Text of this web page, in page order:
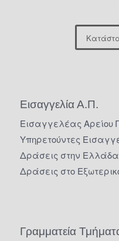
Εισαγγελία Α.Π.
Εισαγγελέας Αρείου
Υπηρετούντες
Δράσεις στην Ελλάδα
Δράσεις στο
Γραμματεία